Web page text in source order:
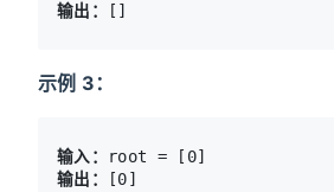
输出：
示例 3：
输入：
输出：